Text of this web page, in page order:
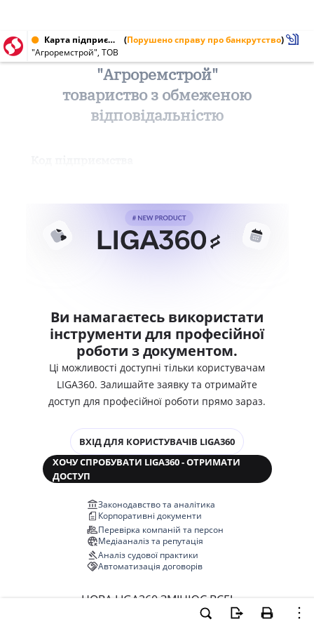
Карта підприємства від 12.11.1996 (Порушено справу про банкрутство)
"Агроремстрой", ТОВ
"Агроремстрой"
товариство з обмеженою
відповідальністю
Ви намагаєтесь використати
інструменти для професійної
роботи з документом.
Ці можливості доступні тільки користувачам
LIGA360. Залишайте заявку та отримайте
доступ для професійної роботи прямо зараз.
ВХІД ДЛЯ КОРИСТУВАЧІВ LIGA360
ХОЧУ СПРОБУВАТИ LIGA360 - ОТРИМАТИ
ДОСТУП
Законодавство та аналітика
Корпоративні документи
Перевірка компаній та персон
Медіааналіз та репутація
Аналіз судової практики
Автоматизація договорів
НОВА LIGA360 ЗМІНЮЄ ВСЕ!